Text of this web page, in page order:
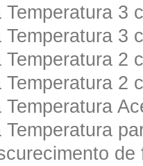
Temperatura
Temperatura
Temperatura
Temperatura
Temperatura
Temperatura